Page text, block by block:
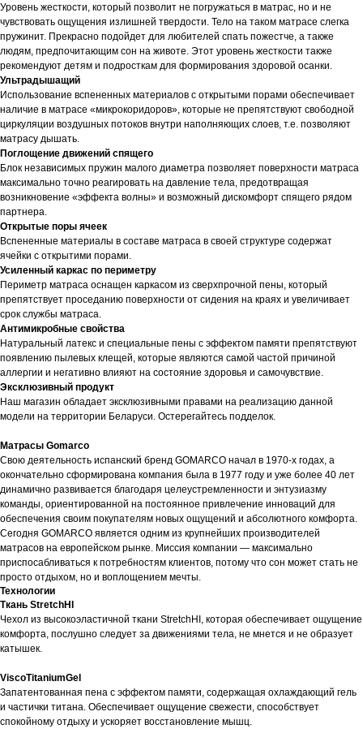
Уровень жесткости, который позволит не погружаться в матрас, но и не
чувствовать ощущения излишней твердости. Тело на таком матрасе слегка
пружинит. Прекрасно подойдет для любителей спать пожестче, а также
людям, предпочитающим сон на животе. Этот уровень жесткости также
рекомендуют детям и подросткам для формирования здоровой осанки.
Ультрадышащий
Использование вспененных материалов с открытыми порами обеспечивает
наличие в матрасе «микрокоридоров», которые не препятствуют свободной
циркуляции воздушных потоков внутри наполняющих слоев, т.е. позволяют
матрасу дышать.
Поглощение движений спящего
Блок независимых пружин малого диаметра позволяет поверхности матраса
максимально точно реагировать на давление тела, предотвращая
возникновение «эффекта волны» и возможный дискомфорт спящего рядом
партнера.
Открытые поры ячеек
Вспененные материалы в составе матраса в своей структуре содержат
ячейки с открытими порами.
Усиленный каркас по периметру
Периметр матраса оснащен каркасом из сверхпрочной пены, который
препятствует проседанию поверхности от сидения на краях и увеличивает
срок службы матраса.
Антимикробные свойства
Натуральный латекс и специальные пены с эффектом памяти препятствуют
появлению пылевых клещей, которые являются самой частой причиной
аллергии и негативно влияют на состояние здоровья и самочувствие.
Эксклюзивный продукт
Наш магазин обладает эксклюзивными правами на реализацию данной
модели на территории Беларуси. Остерегайтесь подделок.
Матрасы Gomarco
Свою деятельность испанский бренд GOMARCO начал в 1970-х годах, а
окончательно сформирована компания была в 1977 году и уже более 40 лет
динамично развивается благодаря целеустремленности и энтузиазму
команды, ориентированной на постоянное привлечение инноваций для
обеспечения своим покупателям новых ощущений и абсолютного комфорта.
Сегодня GOMARCO является одним из крупнейших производителей
матрасов на европейском рынке. Миссия компании — максимально
приспосабливаться к потребностям клиентов, потому что сон может стать не
просто отдыхом, но и воплощением мечты.
Технологии
Ткань StretchHI
Чехол из высокоэластичной ткани StretchHI, которая обеспечивает ощущение
комфорта, послушно следует за движениями тела, не мнется и не образует
катышек.
ViscoTitaniumGel
Запатентованная пена с эффектом памяти, содержащая охлаждающий гель
и частички титана. Обеспечивает ощущение свежести, способствует
спокойному отдыху и ускоряет восстановление мышц.